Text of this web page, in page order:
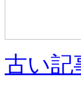
古い記